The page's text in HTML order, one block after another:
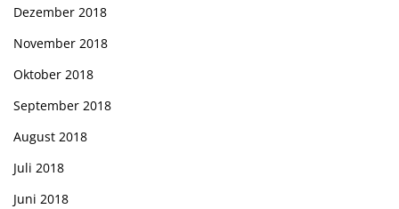
Dezember 2018
November 2018
Oktober 2018
September 2018
August 2018
Juli 2018
Juni 2018